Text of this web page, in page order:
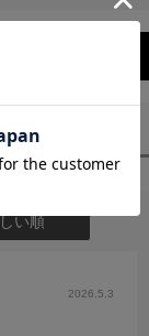
ビュー
い順
2026.5.3